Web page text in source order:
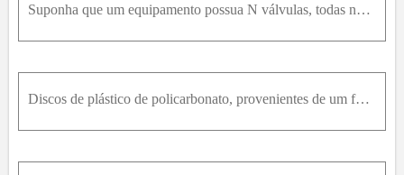
Suponha que um equipamento possua N válvulas, todas necessárias para o seu funcionamento. A fim de localizar uma válvula com mau funcionamento, faz-se a substituição de cada válvula, sucessivamente, p
Discos de plástico de policarbonato, provenientes de um fornecedor, são analisados com relação à resistência a arranhões e a choque.Os resultados de 100 discos estão resumidos a seguir:Seja A o evento